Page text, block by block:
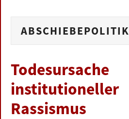
BUNDESTAG
ZUR PERSON
LINKS
ABSCHIEBEPOLITIK
Todesursache
institutioneller
Rassismus